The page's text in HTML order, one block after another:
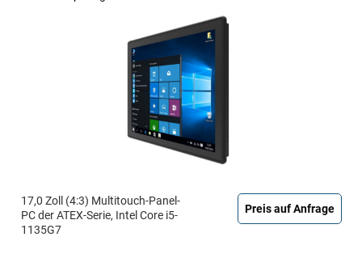
17,0 Zoll (4:3) Multitouch-Panel-
PC der ATEX-Serie, Intel Core i5-
1135G7
Preis auf Anfrage